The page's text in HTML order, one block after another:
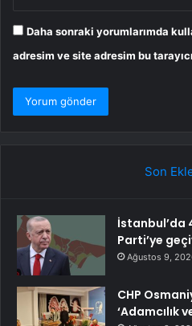
Daha sonraki yorumlarımda
adresim ve site adresim bu
Son
İstanbul’da
Parti’ye
Ağustos 9,
CHP
‘Adamcılık